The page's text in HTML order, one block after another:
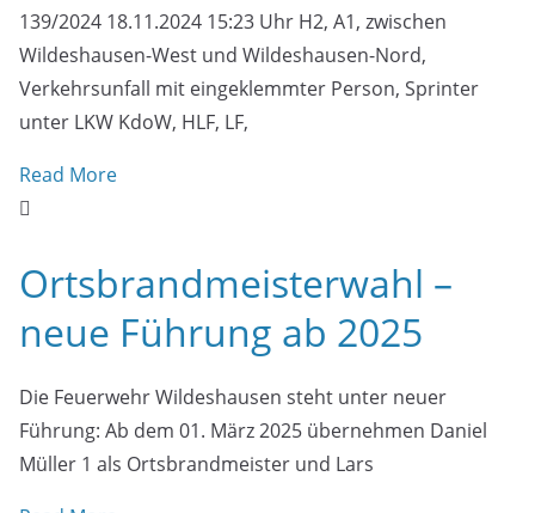
139/2024 18.11.2024 15:23 Uhr H2, A1, zwischen
Wildeshausen-West und Wildeshausen-Nord,
Verkehrsunfall mit eingeklemmter Person, Sprinter
unter LKW KdoW, HLF, LF,
Read More
Ortsbrandmeisterwahl –
neue Führung ab 2025
Die Feuerwehr Wildeshausen steht unter neuer
Führung: Ab dem 01. März 2025 übernehmen Daniel
Müller 1 als Ortsbrandmeister und Lars